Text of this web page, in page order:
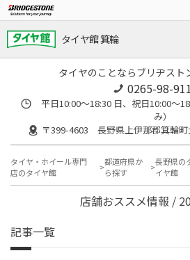
タイヤ館 箕輪
タイヤのことならブリヂスト
0265-98-
平日10:00～18:30 日、祝日10:00～
み）
〒399-4603 長野県上伊那郡箕輪町
タイヤ・ホイール専門
店のタイヤ館
都道府県か
ら探す
長野県の
イヤ館
店舗おススメ情報 /
記事一覧